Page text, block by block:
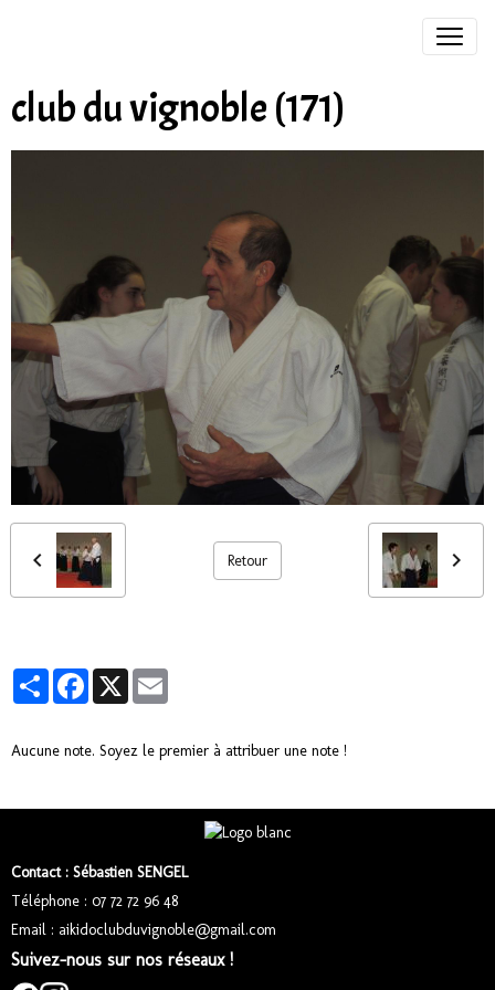
club du vignoble (171)
Retour
PartagerFacebook
X
Aucune note. Soyez le premier à attribuer une note !
Contact : Sébastien SENGEL
Téléphone : 07 72 72 96 48
Email : aikidoclubduvignoble@gmail.com
Suivez-nous sur nos réseaux !